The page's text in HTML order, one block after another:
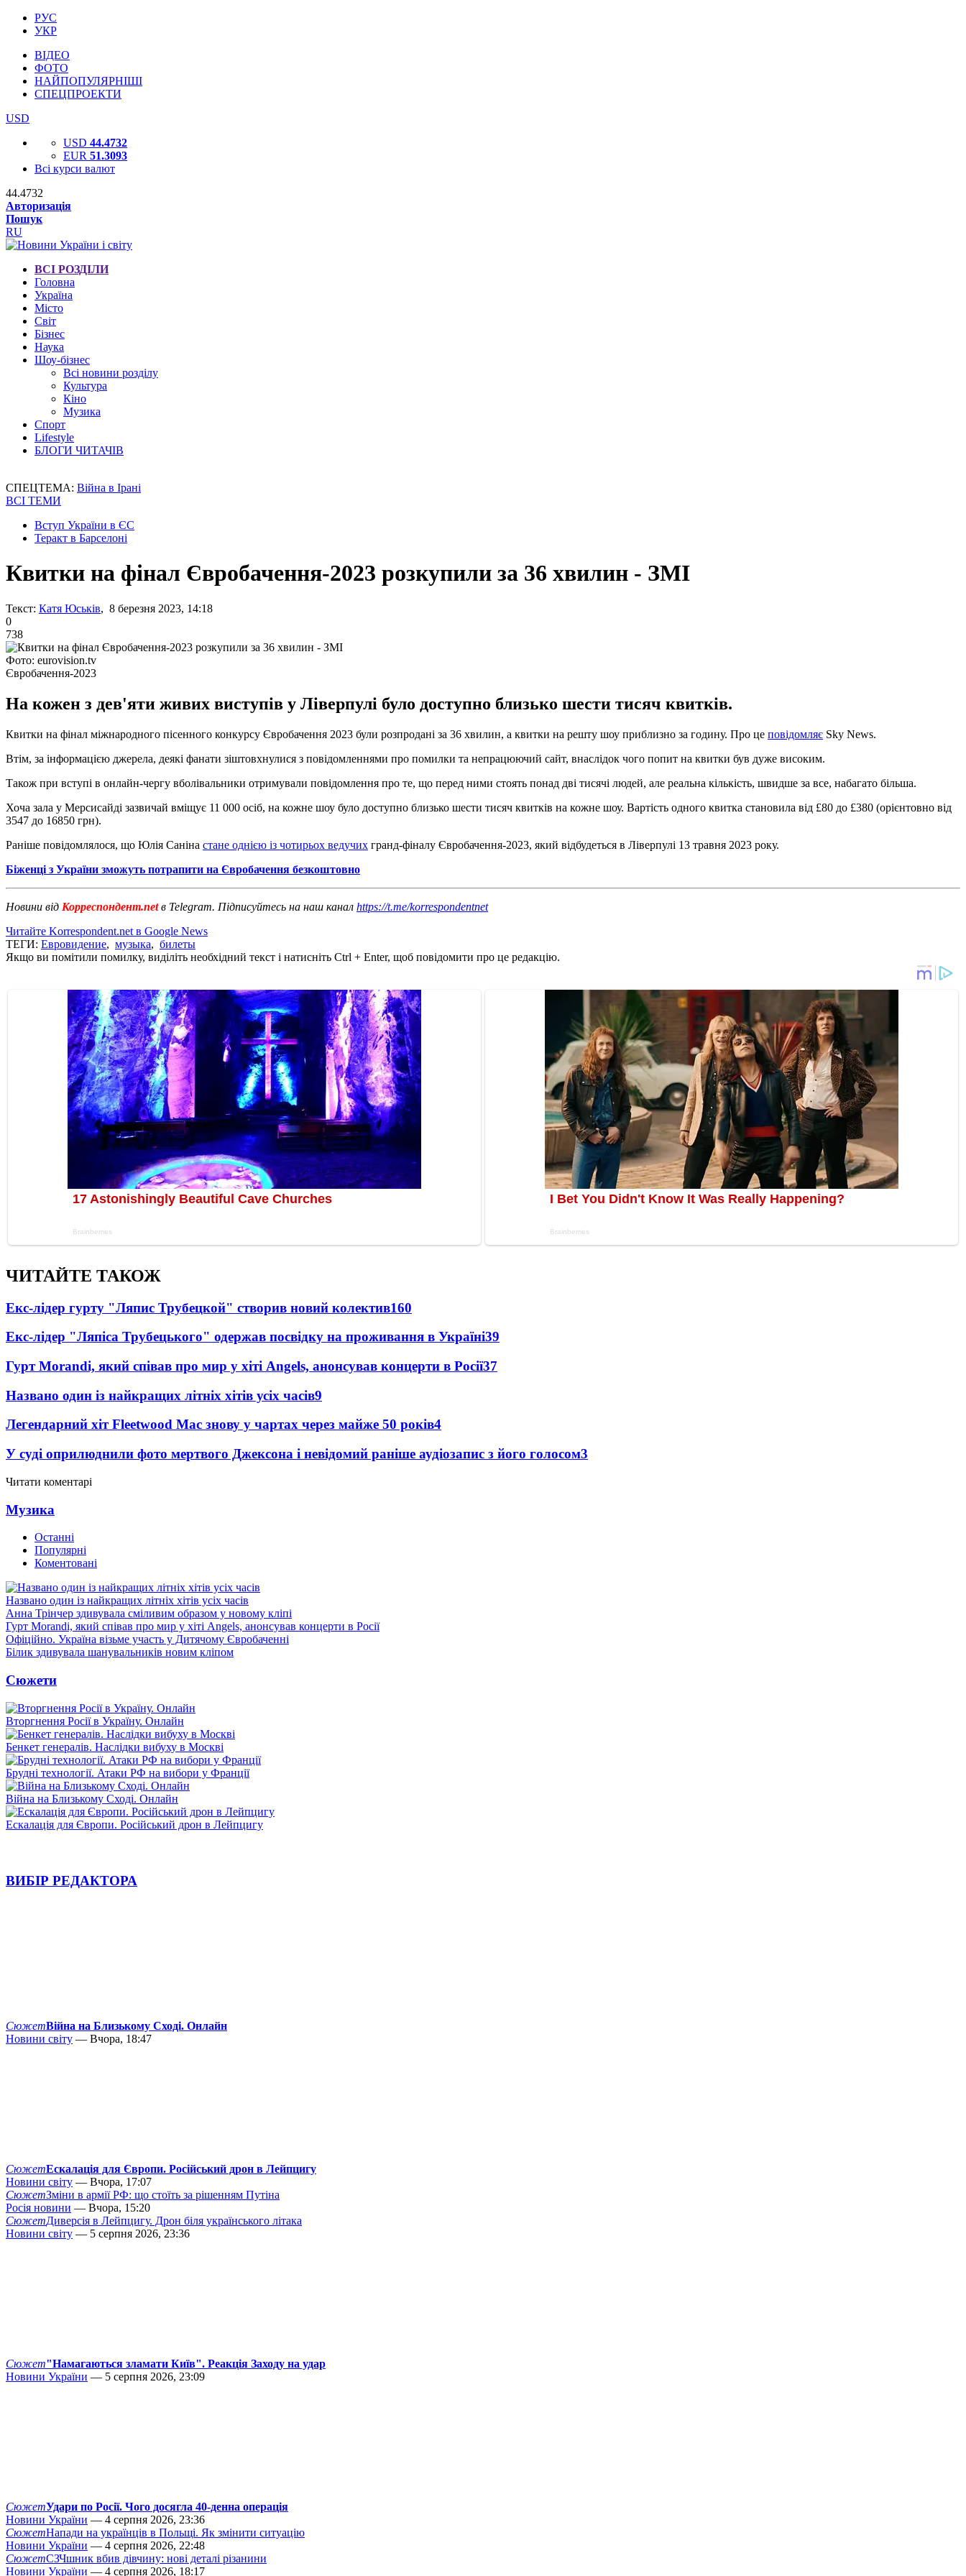
РУС
УКР
ВІДЕО
ФОТО
НАЙПОПУЛЯРНІШІ
СПЕЦПРОЕКТИ
USD
USD 44.4732
EUR 51.3093
Всі курси валют
44.4732
Авторизація
Пошук
RU
ВСІ РОЗДІЛИ
Головна
Україна
Місто
Світ
Бізнес
Наука
Шоу-бізнес
Всі новини розділу
Культура
Кіно
Музика
Спорт
Lifestyle
БЛОГИ ЧИТАЧІВ
СПЕЦТЕМА: Війна в Ірані
ВСІ ТЕМИ
Вступ України в ЄС
Теракт в Барселоні
Квитки на фінал Євробачення-2023 розкупили за 36 хвилин - ЗМІ
Текст: Катя Юськів, 8 березня 2023, 14:18
0
738
Фото: eurovision.tv
Євробачення-2023
На кожен з дев'яти живих виступів у Ліверпулі було доступно близько шести тисяч квитків.
Квитки на фінал міжнародного пісенного конкурсу Євробачення 2023 були розпродані за 36 хвилин, а квитки на решту шоу приблизно за годину. Про це повідомляє Sky News.
Втім, за інформацією джерела, деякі фанати зіштовхнулися з повідомленнями про помилки та непрацюючий сайт, внаслідок чого попит на квитки був дуже високим.
Також при вступі в онлайн-чергу вболівальники отримували повідомлення про те, що перед ними стоять понад дві тисячі людей, але реальна кількість, швидше за все, набагато більша.
Хоча зала у Мерсисайді зазвичай вміщує 11 000 осіб, на кожне шоу було доступно близько шести тисяч квитків на кожне шоу. Вартість одного квитка становила від £80 до £380 (орієнтовно від
3547 до 16850 грн).
Раніше повідомлялося, що Юлія Саніна стане однією із чотирьох ведучих гранд-фіналу Євробачення-2023, який відбудеться в Ліверпулі 13 травня 2023 року.
Біженці з України зможуть потрапити на Євробачення безкоштовно
Новини від Корреспондент.netв Telegram. Підписуйтесь на наш канал https://t.me/korrespondentnet
Читайте Korrespondent.net в Google News
ТЕГИ: Евровидение, музыка, билеты
Якщо ви помітили помилку, виділіть необхідний текст і натисніть Ctrl + Enter, щоб повідомити про це редакцію.
ЧИТАЙТЕ ТАКОЖ
Екс-лідер гурту "Ляпис Трубецкой" створив новий колектив160
Екс-лідер "Ляпіса Трубецького" одержав посвідку на проживання в Україні39
Гурт Morandi, який співав про мир у хіті Angels, анонсував концерти в Росії37
Названо один із найкращих літніх хітів усіх часів9
Легендарний хіт Fleetwood Mac знову у чартах через майже 50 років4
У суді оприлюднили фото мертвого Джексона і невідомий раніше аудіозапис з його голосом3
Читати коментарі
Музика
Останні
Популярні
Коментовані
Названо один із найкращих літніх хітів усіх часів
Анна Трінчер здивувала сміливим образом у новому кліпі
Гурт Morandi, який співав про мир у хіті Angels, анонсував концерти в Росії
Офіційно. Україна візьме участь у Дитячому Євробаченні
Білик здивувала шанувальників новим кліпом
Сюжети
Вторгнення Росії в Україну. Онлайн
Бенкет генералів. Наслідки вибуху в Москві
Брудні технології. Атаки РФ на вибори у Франції
Війна на Близькому Сході. Онлайн
Ескалація для Європи. Російський дрон в Лейпцигу
ВИБІР РЕДАКТОРА
СюжетВійна на Близькому Сході. Онлайн
Новини світу — Вчора, 18:47
СюжетЕскалація для Європи. Російський дрон в Лейпцигу
Новини світу — Вчора, 17:07
СюжетЗміни в армії РФ: що стоїть за рішенням Путіна
Росія новини — Вчора, 15:20
СюжетДиверсія в Лейпцигу. Дрон біля українського літака
Новини світу — 5 серпня 2026, 23:36
Сюжет"Намагаються зламати Київ". Реакція Заходу на удар
Новини України — 5 серпня 2026, 23:09
СюжетУдари по Росії. Чого досягла 40-денна операція
Новини України — 4 серпня 2026, 23:36
СюжетНапади на українців в Польщі. Як змінити ситуацію
Новини України — 4 серпня 2026, 22:48
СюжетСЗЧшник вбив дівчину: нові деталі різанини
Новини України — 4 серпня 2026, 18:17